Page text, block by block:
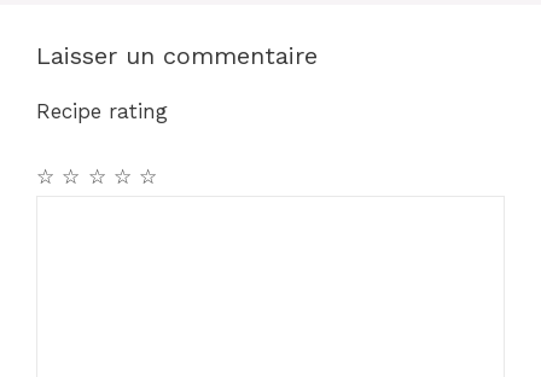
Laisser un commentaire
Recipe rating
☆
☆
☆
☆
☆